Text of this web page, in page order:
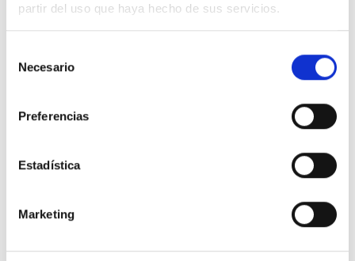
partir del uso que haya hecho de sus servicios.
Necesario
Preferencias
Estadística
Marketing
1 … 32 33 34
CALIBRACIÓN DE DISPOSITIVOS
CALIDAD DE AIRE EN INTERIOR